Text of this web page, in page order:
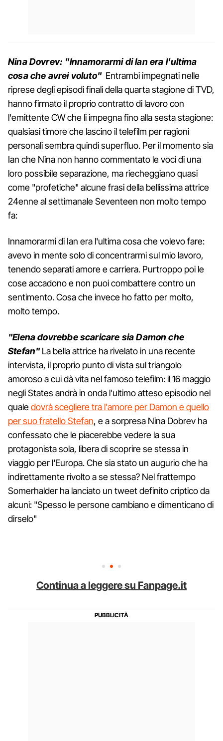
Nina Dovrev: "Innamorarmi di Ian era l'ultima
cosa che avrei voluto" Entrambi impegnati nelle
riprese degli episodi finali della quarta stagione di TVD,
hanno firmato il proprio contratto di lavoro con
l'emittente CW che li impegna fino alla sesta stagione:
qualsiasi timore che lascino il telefilm per ragioni
personali sembra quindi superfluo. Per il momento sia
Ian che Nina non hanno commentato le voci di una
loro possibile separazione, ma riecheggiano quasi
come "profetiche" alcune frasi della bellissima attrice
24enne al settimanale Seventeen non molto tempo
fa:
Innamorarmi di Ian era l'ultima cosa che volevo fare:
avevo in mente solo di concentrarmi sul mio lavoro,
tenendo separati amore e carriera. Purtroppo poi le
cose accadono e non puoi combattere contro un
sentimento. Cosa che invece ho fatto per molto,
molto tempo.
"Elena dovrebbe scaricare sia Damon che
Stefan"La bella attrice ha rivelato in una recente
intervista, il proprio punto di vista sul triangolo
amoroso a cui dà vita nel famoso telefilm: il 16 maggio
negli States andrà in onda l'ultimo atteso episodio nel
qualedovrà scegliere tra l'amore per Damon e quello
per suo fratello Stefan, e a sorpresa Nina Dobrev ha
confessato che le piacerebbe vedere la sua
protagonista sola, libera di scoprire se stessa in
viaggio per l'Europa. Che sia stato un augurio che ha
indirettamente rivolto a se stessa? Nel frattempo
Somerhalder ha lanciato un tweet definito criptico da
alcuni: "Spesso le persone cambiano e dimenticano di
dirselo"
Continua a leggere su Fanpage.it